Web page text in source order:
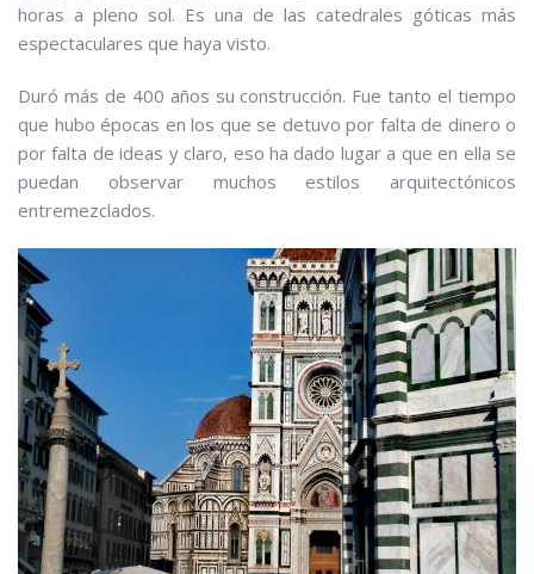
horas a pleno sol. Es una de las catedrales góticas más
espectaculares que haya visto.
Duró más de 400 años su construcción. Fue tanto el tiempo
que hubo épocas en los que se detuvo por falta de dinero o
por falta de ideas y claro, eso ha dado lugar a que en ella se
puedan observar muchos estilos arquitectónicos
entremezclados.